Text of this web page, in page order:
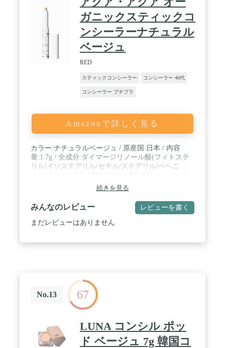
ガニックスティックコ
ンシーラーナチュラル
ベージュ
RED
スティックコンシーラー コンシーラー 40代
コンシーラー プチプラ
Amazonで詳しく見る
カラー:ナチュラルベージュ / 原産国:日本 / 内容
量:1.7g / 全成分:ダイマージリノール酸(フィトステ
リル/イソステアリル/セチル/ステアリル/ベヘニ
イマージリノール酸ジ(イソステアリル/フィトステ
リル)、キャンデリラロウ、スクワラン、コメヌカ
ロウ、キャンデリラロウエキス、キャンデリラロウ
エステルズ、ヨーロッパキイチゴ種子油、モモ葉エ
キス、アルガニアスピノサ核油、トコフェロール、
続きを見る
みんなのレビュー レビューを書く
まだレビューはありません
No.13 67
LUNA コンシル ポッ
ド ベージュ 7g 韓国コ